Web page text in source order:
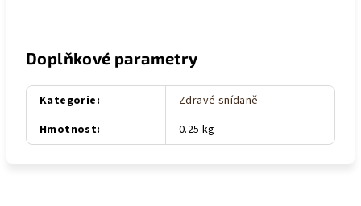
Doplňkové parametry
Kategorie:
Zdravé snídaně
Hmotnost: 0.25 kg